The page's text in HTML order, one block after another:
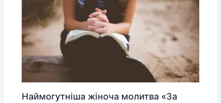
Наймогутніша жіноча молитва «За